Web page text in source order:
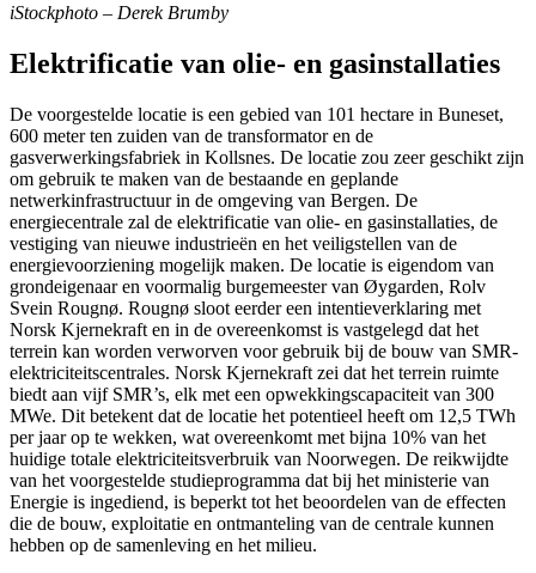
iStockphoto – Derek Brumby
Elektrificatie van olie- en gasinstallaties
De voorgestelde locatie is een gebied van 101 hectare in Buneset,
600 meter ten zuiden van de transformator en de
gasverwerkingsfabriek in Kollsnes. De locatie zou zeer geschikt zijn
om gebruik te maken van de bestaande en geplande
netwerkinfrastructuur in de omgeving van Bergen. De
energiecentrale zal de elektrificatie van olie- en gasinstallaties, de
vestiging van nieuwe industrieën en het veiligstellen van de
energievoorziening mogelijk maken. De locatie is eigendom van
grondeigenaar en voormalig burgemeester van Øygarden, Rolv
Svein Rougnø. Rougnø sloot eerder een intentieverklaring met
Norsk Kjernekraft en in de overeenkomst is vastgelegd dat het
terrein kan worden verworven voor gebruik bij de bouw van SMR-
elektriciteitscentrales. Norsk Kjernekraft zei dat het terrein ruimte
biedt aan vijf SMR’s, elk met een opwekkingscapaciteit van 300
MWe. Dit betekent dat de locatie het potentieel heeft om 12,5 TWh
per jaar op te wekken, wat overeenkomt met bijna 10% van het
huidige totale elektriciteitsverbruik van Noorwegen. De reikwijdte
van het voorgestelde studieprogramma dat bij het ministerie van
Energie is ingediend, is beperkt tot het beoordelen van de effecten
die de bouw, exploitatie en ontmanteling van de centrale kunnen
hebben op de samenleving en het milieu.